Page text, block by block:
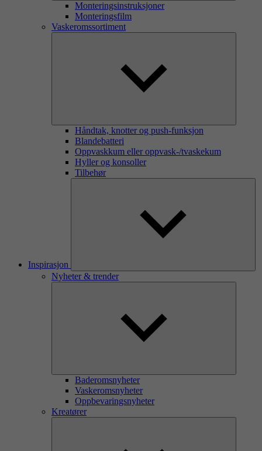
Monteringsinstruksjoner
Monteringsfilm
Vaskeromssortiment
Håndtak, knotter og push-funksjon
Blandebatteri
Oppvaskkum eller oppvask-/tvaskekum
Hyller og konsoller
Tilbehør
Inspirasjon
Nyheter & trender
Baderomsnyheter
Vaskeromsnyheter
Oppbevaringsnyheter
Kreatører